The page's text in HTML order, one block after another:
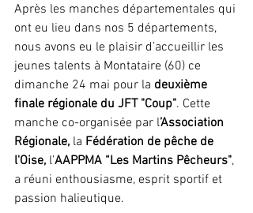
Après les manches départementales qui
ont eu lieu dans nos 5 départements,
nous avons eu le plaisir d’accueillir les
jeunes talents à Montataire (60) ce
dimanche 24 mai pour la deuxième
finale régionale du JFT "Coup". Cette
manche co-organisée par l’Association
Régionale, la Fédération de pêche de
l'Oise, l’AAPPMA “Les Martins Pêcheurs",
a réuni enthousiasme, esprit sportif et
passion halieutique.